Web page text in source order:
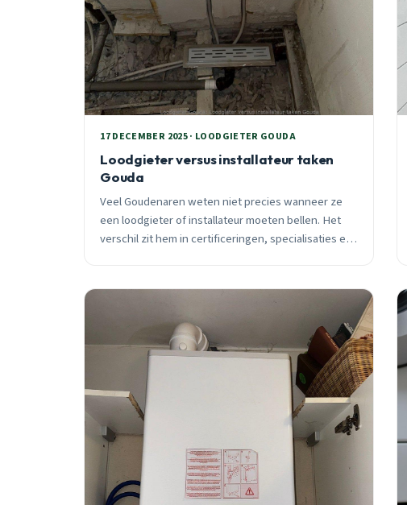
17 DECEMBER 2025 · LOODGIETER GOUDA
Loodgieter versus installateur taken
Gouda
Veel Goudenaren weten niet precies wanneer ze
een loodgieter of installateur moeten bellen. Het
verschil zit hem in certificeringen, specialisaties en